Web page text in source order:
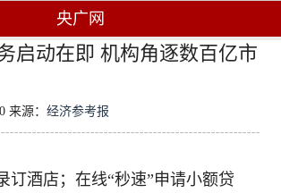
央广网
启动在即 机构角逐数百亿市
来源： 经济参考报
酒店；在线“秒速”申请小额贷